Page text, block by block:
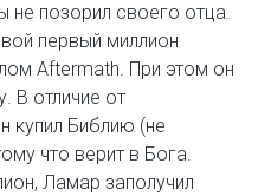
не позорил своего отца.
первый миллион
Aftermath. При этом он
В отличие от
купил Библию (не
что верит в Бога.
Ламар заполучил